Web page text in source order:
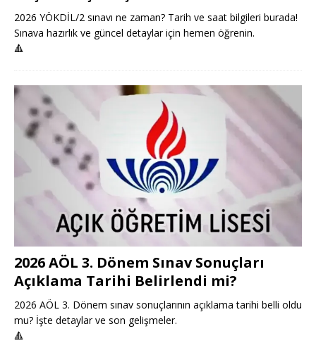
2026 YÖKDİL/2 sınavı ne zaman? Tarih ve saat bilgileri burada!
Sınava hazırlık ve güncel detaylar için hemen öğrenin.
🔺
2026 AÖL 3. Dönem Sınav Sonuçları
Açıklama Tarihi Belirlendi mi?
2026 AÖL 3. Dönem sınav sonuçlarının açıklama tarihi belli oldu
mu? İşte detaylar ve son gelişmeler.
🔺